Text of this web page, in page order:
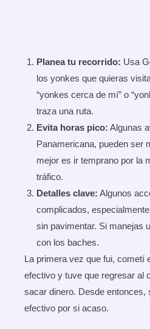
Planea tu recorrido: Usa
los yonkes que quieras
“yonkes cerca de mí” o
traza una ruta.
Evita horas pico: Algunas
Panamericana, pueden ser
mejor es ir temprano por la
tráfico.
Detalles clave: Algunos
complicados,
sin pavimentar. Si manejas
con los baches.
La primera vez que fui, cometí
efectivo y tuve que regresar al
sacar dinero. Desde entonces,
efectivo por si acaso.